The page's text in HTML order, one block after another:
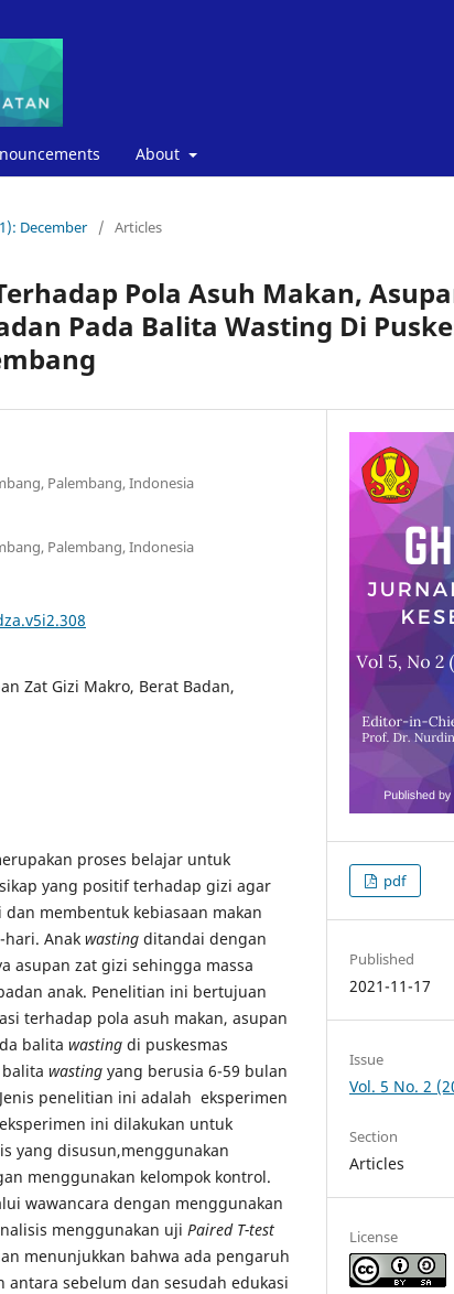
About
December / Articles
Pola Asuh Makan,
Pada Balita Wasting Di
Palembang, Indonesia
Palembang, Indonesia
Zat Gizi Makro, Berat Badan,
proses belajar untuk
yang positif terhadap gizi agar
membentuk kebiasaan makan
Anak wasting ditandai dengan
asupan zat gizi sehingga massa
anak. Penelitian ini bertujuan
terhadap pola asuh makan, asupan
balita wasting di puskesmas
wasting yang berusia 6-59 bulan
penelitian ini adalah eksperimen
ini dilakukan untuk
yang disusun,menggunakan
menggunakan kelompok kontrol.
wawancara dengan menggunakan
menggunakan uji Paired T-test
menunjukkan bahwa ada pengaruh
sebelum dan sesudah edukasi
pdf
Published
2021-11-17
Issue
Vol. 5 No. 2
Section
Articles
License